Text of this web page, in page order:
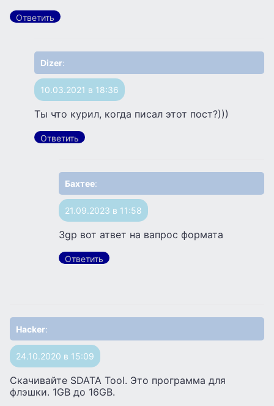
Ответить
Dizer:
10.03.2021 в 18:36
Ты что курил, когда писал этот пост?)))
Ответить
Бахтее:
21.09.2023 в 11:58
3gp вот атвет на вапрос формата
Ответить
Hacker:
24.10.2020 в 15:09
Скачивайте SDATA Tool. Это программа для
флэшки. 1GB до 16GB.